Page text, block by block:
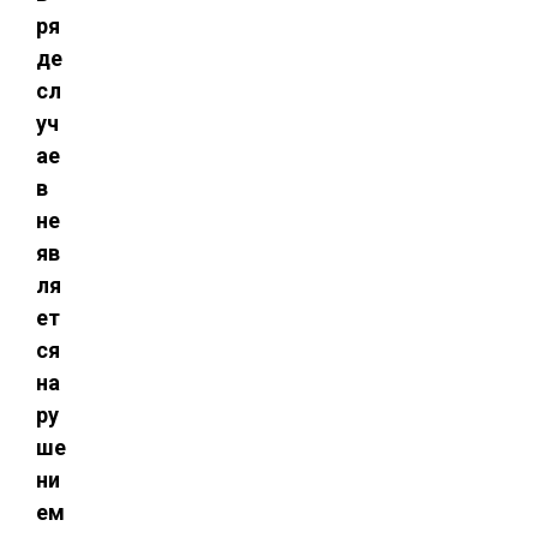
ря
де
сл
уч
ае
в
не
яв
ля
ет
ся
на
ру
ше
ни
ем